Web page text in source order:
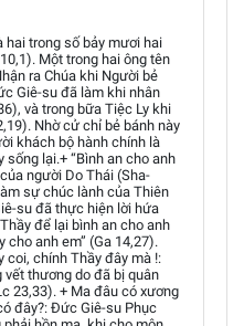
hai trong số bảy mươi hai
Một trong hai ông tên
ra Chúa khi Người bẻ
Giê-su đã làm khi nhân
và trong bữa Tiệc Ly khi
Nhờ cử chỉ bẻ bánh này
khách bộ hành chính là
lại.+ “Bình an cho anh
người Do Thái (Sha-
sự chúc lành của Thiên
su đã thực hiện lời hứa
để lại bình an cho anh
cho anh em” (Ga 14,27).
coi, chính Thầy đây mà !:
thương do đã bị quân
23,33). + Ma đâu có xương
đây?: Đức Giê-su Phục